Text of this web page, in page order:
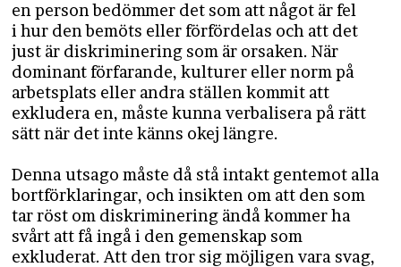
en person bedömmer det som att något är fel
i hur den bemöts eller förfördelas och att det
just är diskriminering som är orsaken. När
dominant förfarande, kulturer eller norm på
arbetsplats eller andra ställen kommit att
exkludera en, måste kunna verbalisera på rätt
sätt när det inte känns okej längre.
Denna utsago måste då stå intakt gentemot alla
bortförklaringar, och insikten om att den som
tar röst om diskriminering ändå kommer ha
svårt att få ingå i den gemenskap som
exkluderat. Att den tror sig möjligen vara svag,